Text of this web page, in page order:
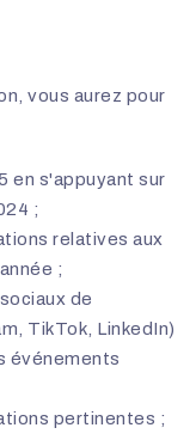
vous aurez pour
en s'appuyant sur
;
relatives aux
;
de
TikTok, LinkedIn)
événements
pertinentes ;